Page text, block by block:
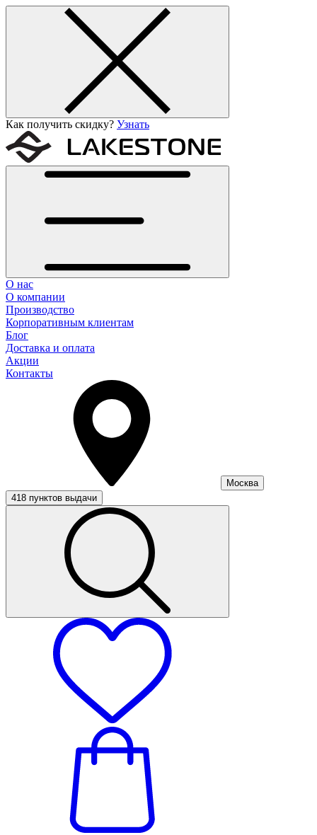
Как получить скидку? Узнать
О нас
О компании
Производство
Корпоративным клиентам
Блог
Доставка и оплата
Акции
Контакты
Москва
418 пунктов выдачи